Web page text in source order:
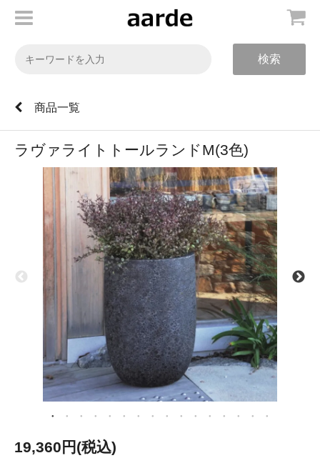
検索
商品一覧
ラヴァライトトールランドM(3色)
19,360円(税込)